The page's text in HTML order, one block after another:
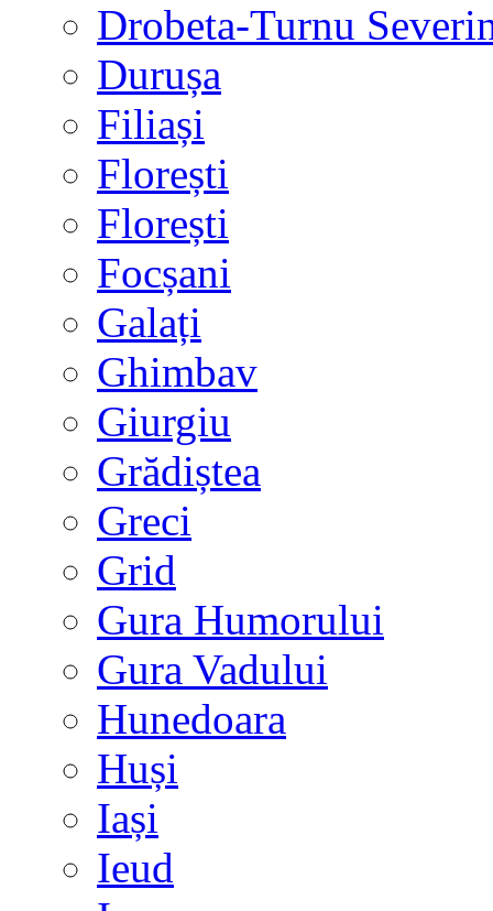
Drobeta-Turnu
Durușa
Filiași
Florești
Florești
Focșani
Galați
Ghimbav
Giurgiu
Grădiștea
Greci
Grid
Gura Humorului
Gura Vadului
Hunedoara
Huși
Iași
Ieud